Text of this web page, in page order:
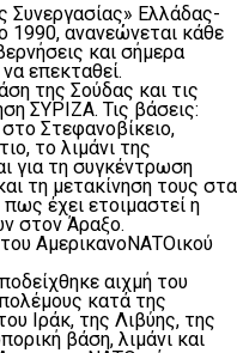
Συνεργασίας» Ελλάδας-
ανανεώνεται κάθε
και σήμερα
επεκταθεί.
της Σούδας και τις
ΣΥΡΙΖΑ. Τις βάσεις:
Στεφανοβίκειο,
το λιμάνι της
για τη συγκέντρωση
τη μετακίνηση τους στα
έχει ετοιμαστεί η
στον Άραξο.
ΑμερικανοΝΑΤΟικού
αιχμή του
κατά της
Ιράκ, της Λιβύης, της
βάση, λιμάνι και